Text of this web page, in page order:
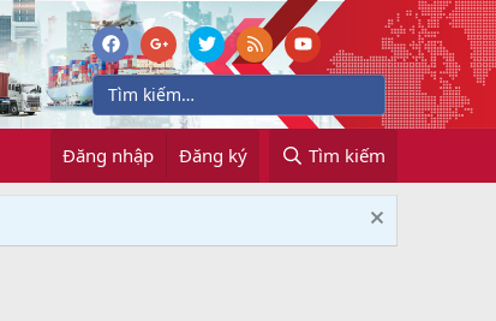
Đăng nhập Đăng ký Tìm kiếm